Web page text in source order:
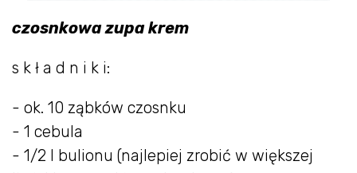
czosnkowa zupa krem
s k ł a d n i k i:
- ok. 10 ząbków czosnku
- 1 cebula
- 1/2 l bulionu (najlepiej zrobić w większej